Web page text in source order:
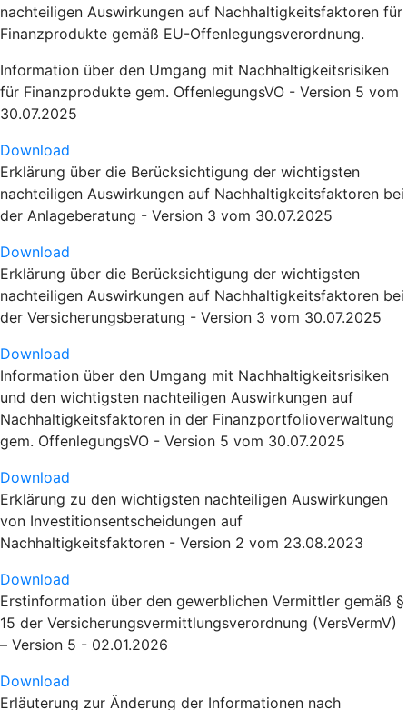
nachteiligen Auswirkungen auf Nachhaltigkeitsfaktoren für
Finanzprodukte gemäß EU-Offenlegungsverordnung.
Information über den Umgang mit Nachhaltigkeitsrisiken
für Finanzprodukte gem. OffenlegungsVO - Version 5 vom
30.07.2025
Download
Erklärung über die Berücksichtigung der wichtigsten
nachteiligen Auswirkungen auf Nachhaltigkeitsfaktoren bei
der Anlageberatung - Version 3 vom 30.07.2025
Download
Erklärung über die Berücksichtigung der wichtigsten
nachteiligen Auswirkungen auf Nachhaltigkeitsfaktoren bei
der Versicherungsberatung - Version 3 vom 30.07.2025
Download
Information über den Umgang mit Nachhaltigkeitsrisiken
und den wichtigsten nachteiligen Auswirkungen auf
Nachhaltigkeitsfaktoren in der Finanzportfolioverwaltung
gem. OffenlegungsVO - Version 5 vom 30.07.2025
Download
Erklärung zu den wichtigsten nachteiligen Auswirkungen
von Investitionsentscheidungen auf
Nachhaltigkeitsfaktoren - Version 2 vom 23.08.2023
Download
Erstinformation über den gewerblichen Vermittler gemäß §
15 der Versicherungsvermittlungsverordnung (VersVermV)
– Version 5 - 02.01.2026
Download
Erläuterung zur Änderung der Informationen nach